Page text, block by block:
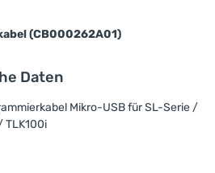
(CB000262A01)
Daten
Mikro-USB für SL-Serie /
TLK100i